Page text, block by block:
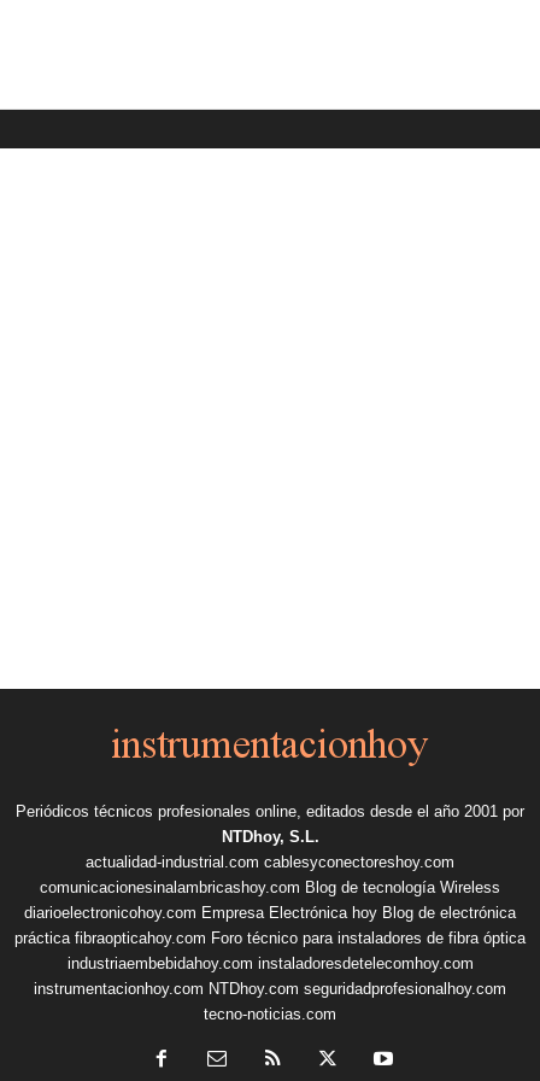
Periódicos técnicos profesionales online, editados desde el año 2001 por
NTDhoy, S.L.
actualidad-industrial.com cablesyconectoreshoy.com
comunicacionesinalambricashoy.com Blog de tecnología Wireless
diarioelectronicohoy.com Empresa Electrónica hoy Blog de electrónica
práctica fibraopticahoy.com Foro técnico para instaladores de fibra óptica
industriaembebidahoy.com instaladoresdetelecomhoy.com
instrumentacionhoy.com NTDhoy.com seguridadprofesionalhoy.com
tecno-noticias.com